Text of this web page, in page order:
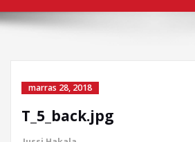
marras 28, 2018
T_5_back.jpg